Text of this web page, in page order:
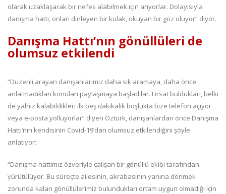
olarak uzaklaşarak bir nefes alabilmek için arıyorlar. Dolayısıyla
danışma hattı, onları dinleyen bir kulak, okuyan bir göz oluyor” diyor.
Danışma Hattı’nın gönüllüleri de
olumsuz etkilendi
“Düzenli arayan danışanlarımız daha sık aramaya, daha önce
anlatmadıkları konuları paylaşmaya başladılar. Fırsat buldukları, belki
de yalnız kalabildikleri ilk beş dakikalık boşlukta bize telefon açıyor
veya e-posta yolluyorlar” diyen Öztürk, danışanlardan önce Danışma
Hattı’nın kendisinin Covid-19’dan olumsuz etkilendiğini şöyle
anlatıyor:
“Danışma hattımız özveriyle çalışan bir gönüllü ekibi tarafından
yürütülüyor. Bu süreçte ailesinin, akrabasının yanına dönmek
zorunda kalan gönüllülerimiz bulundukları ortam uygun olmadığı için